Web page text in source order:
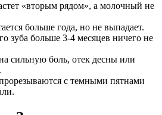
«вторым рядом», а молочный не
больше года, но не выпадает.
зуба больше 3-4 месяцев ничего не
сильную боль, отек десны или
с темными пятнами